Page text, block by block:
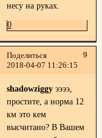
несу на руках.
0
Поделиться
9
2018-04-07 11:26:15
shadowziggyээээ,
простите, а норма 12
км это кем
высчитано? В Вашем